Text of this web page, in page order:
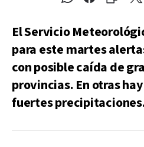
El Servicio
para este martes
con posible caída de
provincias. En otras
fuertes